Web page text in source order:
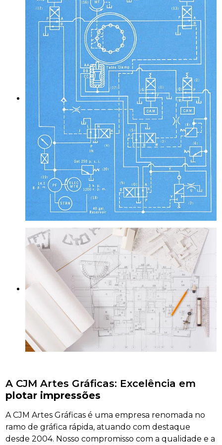
A CJM Artes Gráficas: Excelência em
plotar impressões
A CJM Artes Gráficas é uma empresa renomada no
ramo de gráfica rápida, atuando com destaque
desde 2004. Nosso compromisso com a qualidade e a